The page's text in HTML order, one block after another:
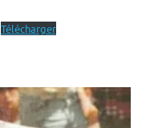
Télécharger